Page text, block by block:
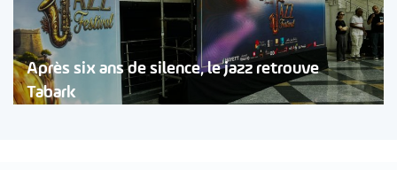
Après six ans de silence, le jazz retrouve
Tabark